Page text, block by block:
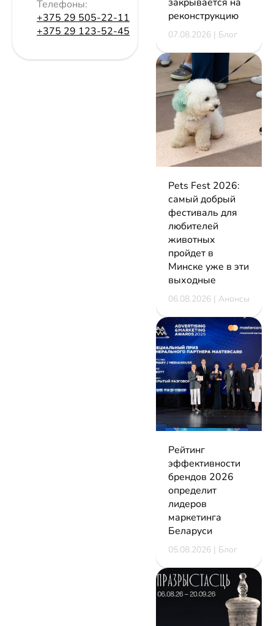
Телефоны:
+375 29 505-22-11
+375 29 123-52-45
реконструкцию
07.08.2026 | Блог
Pets Fest 2026:
самый добрый
фестиваль для
любителей
животных
пройдет в
Минске уже в эти
выходные
06.08.2026 | Анонсы
Рейтинг
эффективности
брендов 2026
определит
лидеров
маркетинга
Беларуси
05.08.2026 | Блог